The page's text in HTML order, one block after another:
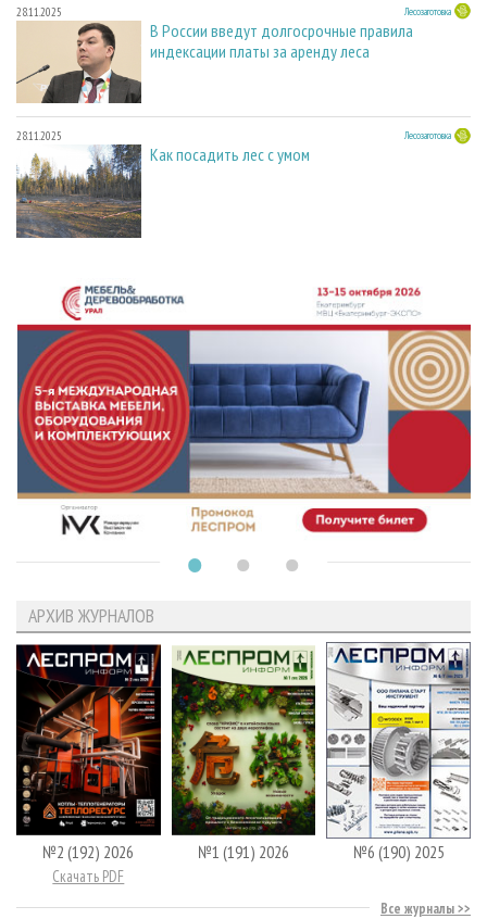
28.11.2025 Лесозаготовка
В России введут долгосрочные правила
индексации платы за аренду леса
28.11.2025 Лесозаготовка
Как посадить лес с умом
АРХИВ ЖУРНАЛОВ
№2 (192) 2026
Скачать PDF
№1 (191) 2026 №6 (190) 2025
Все журналы